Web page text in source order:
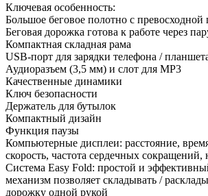
Ключевая особенность:
Большое беговое полотно с превосходной
Беговая дорожка готова к работе через
Компактная складная рама
USB-порт для зарядки телефона /
Аудиоразъем (3,5 мм) и слот для MP3
Качественные динамики
Ключ безопасности
Держатель для бутылок
Компактный дизайн
Функция паузы
Компьютерные дисплеи: расстояние,
скорость, частота сердечных сокращений,
Система Easy Fold: простой и
механизм позволяет складывать /
дорожку одной рукой